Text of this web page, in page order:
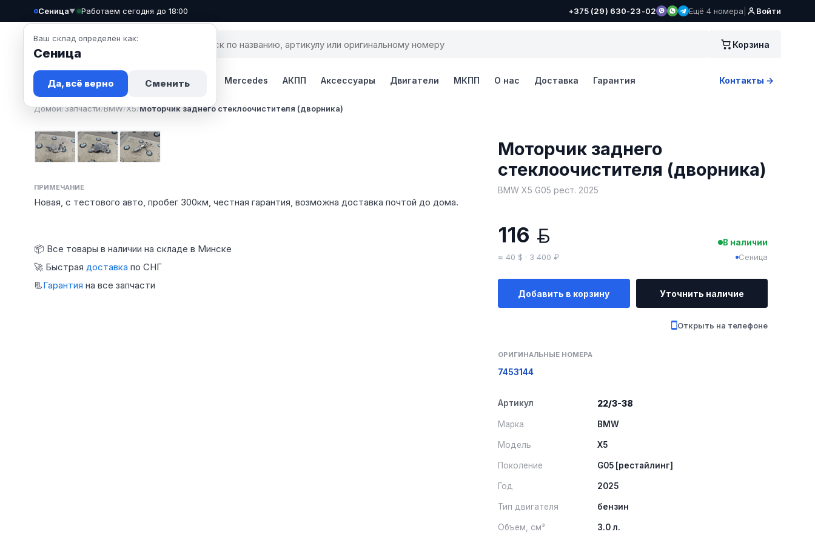
Сеница▼
Ваш склад определён как:
Сеница
Да, всё верно Сменить
· Работаем сегодня до 18:00 +375 (29) 630-23-02 Ещё 4 номера Войти
Корзина
Запчасти Авто Новости Mercedes АКПП Аксессуары Двигатели МКПП О нас Доставка Гарантия Контакты →
Домой/Запчасти/BMW/X5/Моторчик заднего стеклоочистителя (дворника)
ПРИМЕЧАНИЕ
Новая, с тестового авто, пробег 300км, честная гарантия, возможна доставка почтой до дома.
📦 Все товары в наличии на складе в Минске
🚀 Быстрая доставка по СНГ
📃Гарантия на все запчасти
Моторчик заднего
стеклоочистителя (дворника)
BMW X5 G05 рест. 2025
116
≈ 40 $ · 3 400 ₽
В наличии
Сеница
Добавить в корзину Уточнить наличие
Открыть на телефоне
ОРИГИНАЛЬНЫЕ НОМЕРА
7453144
Артикул 22/3-38
Марка BMW
Модель X5
Поколение G05 [рестайлинг]
Год 2025
Тип двигателя бензин
Объем, см³ 3.0 л.